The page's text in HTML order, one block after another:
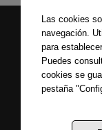
Las cookies
navegación.
para
Puedes
cookies se
pestaña